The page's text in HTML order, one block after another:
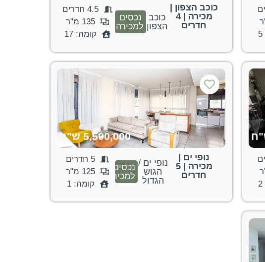
כוכב הצפון |
מכירה | 4
חדרים
כוכב
הצפון
נכסים
למכירה
4.5 חדרים
135 מ"ר
קומה: 17
5,500,000 ש"ח
נופי ים |
מכירה | 5
חדרים
נופי ים /
הגוש
הגדול
נכסים
למכירה
5 חדרים
125 מ"ר
קומה: 1